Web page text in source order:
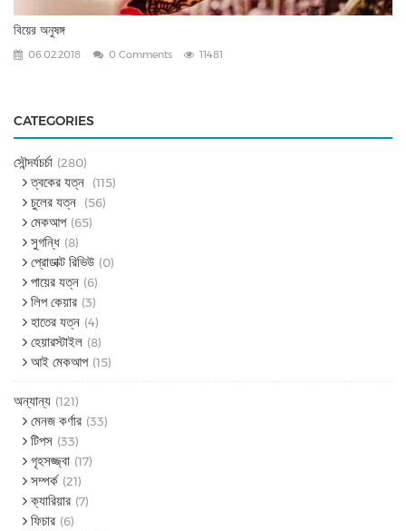
বিয়ের অনুষঙ্গ
06.02.2018 0 Comments 11481
CATEGORIES
সৌন্দর্যচর্চা (280)
ত্বকের যত্ন (115)
চুলের যত্ন (56)
মেকআপ (65)
সুগন্ধি (8)
প্রোডাক্ট রিভিউ (0)
পায়ের যত্ন (6)
লিপ কেয়ার (3)
হাতের যত্ন (4)
হেয়ারস্টাইল (8)
আই মেকআপ (15)
অন্যান্য (121)
মেনজ কর্ণার (33)
টিপস (33)
গৃহসজ্জ্বা (17)
সম্পর্ক (21)
ক্যারিয়ার (7)
ফিচার (6)